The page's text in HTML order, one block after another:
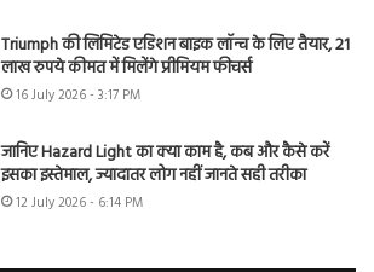
Triumph की लिमिटेड एडिशन बाइक लॉन्च के लिए तैयार, 21
लाख रुपये कीमत में मिलेंगे प्रीमियम फीचर्स
16 July 2026 - 3:17 PM
जानिए Hazard Light का क्या काम है, कब और कैसे करें
इसका इस्तेमाल, ज्यादातर लोग नहीं जानते सही तरीका
12 July 2026 - 6:14 PM